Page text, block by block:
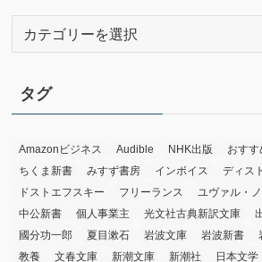
リ
ー
タグ
Amazonビジネス Audible NHK出版 おすす
ちくま新書
みすず書房 インボイス
ディス
ドストエフスキー
フリーランス ユヴァル・
中公新書
個人事業主 光文社古典新訳文庫
國分功一郎
夏目漱石 岩波文庫 岩波新書
教養
文春文庫 新潮文庫 新潮社 日本文学